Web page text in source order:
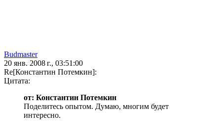
Budmaster
20 янв. 2008 г., 03:51:00
Re[Константин Потемкин]:
Цитата:
от: Константин Потемкин
Поделитесь опытом. Думаю, многим будет
интересно.